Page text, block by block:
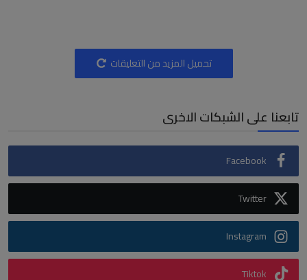
تحميل المزيد من التعليقات
تابعنا على الشبكات الاخرى
Facebook
Twitter
Instagram
Tiktok